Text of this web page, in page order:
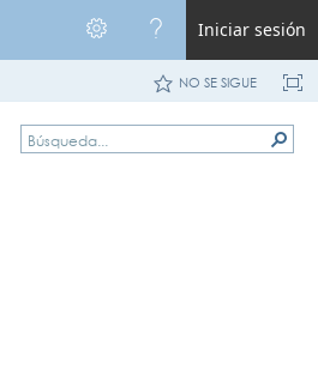
Iniciar sesión
NO SE SIGUE